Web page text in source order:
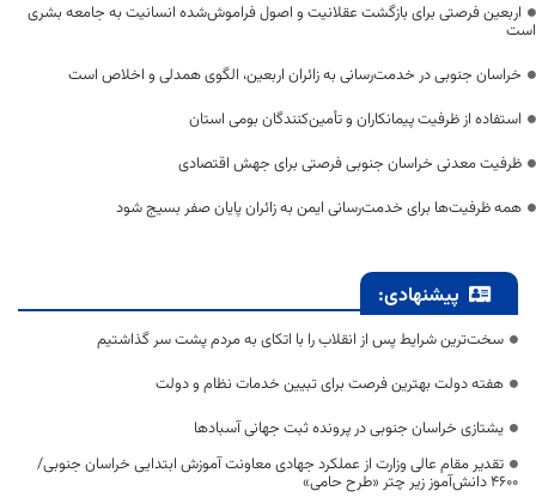
اربعین فرصتی برای بازگشت عقلانیت و اصول فراموش‌شده انسانیت به جامعه بشری
است
خراسان جنوبی در خدمت‌رسانی به زائران اربعین، الگوی همدلی و اخلاص است
استفاده از ظرفیت پیمانکاران و تأمین‌کنندگان بومی استان
ظرفیت معدنی خراسان جنوبی فرصتی برای جهش اقتصادی
همه ظرفیت‌ها برای خدمت‌رسانی ایمن به زائران پایان صفر بسیج شود
پیشنهادی:
سخت‌ترین شرایط پس از انقلاب را با اتکای به مردم پشت سر گذاشتیم
هفته دولت بهترین فرصت برای تبیین خدمات نظام و دولت
یشتازی خراسان جنوبی در پرونده ثبت جهانی آسبادها
تقدیر مقام عالی وزارت از عملکرد جهادی معاونت آموزش ابتدایی خراسان جنوبی/
۴۶۰۰ دانش‌آموز زیر چتر «طرح حامی»